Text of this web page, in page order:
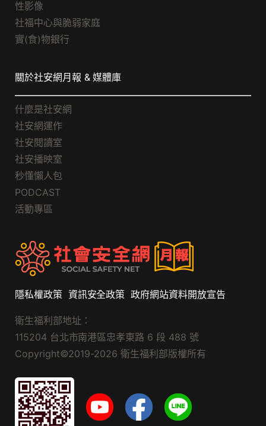
隱私權政策 資訊安全政策 政府網站資料開放宣告
衛生福利部地址：
115204 台北市南港區忠孝東路 6 段 488 號
Copyright©2019-2026 衛生福利部版權所有
性影像
社福中心與脆弱家庭
實(食)物銀行
關於社安網月報 & 媒體庫
什麼是社安網
社安網運作
社安閱讀室
社安播映室
秒懂懶人包
PODCAST
活動專區